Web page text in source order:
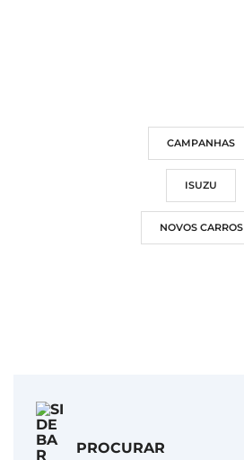
CAMPANHAS
ISUZU
NOVOS CARROS
PROCURAR